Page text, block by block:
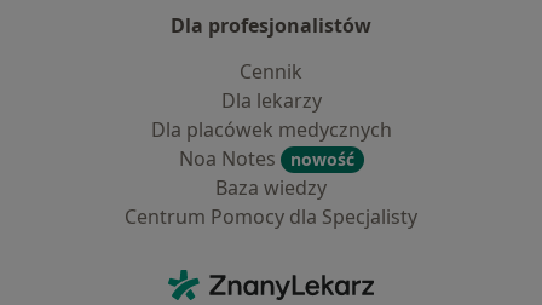
Dla profesjonalistów
Cennik
Dla lekarzy
Dla placówek medycznych
Noa Notes
nowość
Baza wiedzy
Centrum Pomocy dla Specjalisty
ZnanyLekarz - Strona główna